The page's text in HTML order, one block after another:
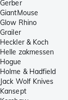
Gerber
GiantMouse
Glow Rhino
Grailer
Heckler & Koch
Helle zakmessen
Hogue
Holme & Hadfield
Jack Wolf Knives
Kansept